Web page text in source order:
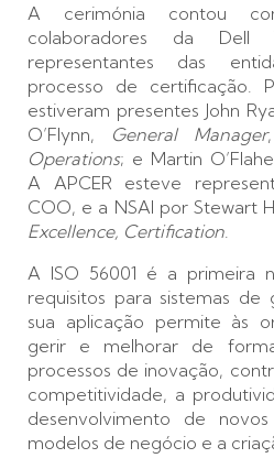
A cerimónia contou
colaboradores da Dell
representantes das
processo de certificação.
estiveram presentes John
O’Flynn, General Manager,
Operations; e Martin
A APCER esteve
COO, e a NSAI por Stewart
Excellence, Certification
A ISO 56001 é a primeira
requisitos para sistemas
sua aplicação permite às
gerir e melhorar de
processos de inovação,
competitividade, a
desenvolvimento de
modelos de negócio e a